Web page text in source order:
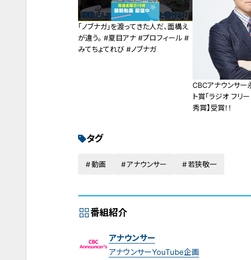
「ノブナガ」を渡ってきた人だ、面構え
が違う。 #夏目アナ #プロフィール #
みてちょてれび #ノブナガ
CBCアナウンサー
ト賞「ラジオ フリ
秀賞】受賞！！
タグ
動画 アナウンサー 若狭敬一
番組紹介
アナウンサー
アナウンサーYouTube企画